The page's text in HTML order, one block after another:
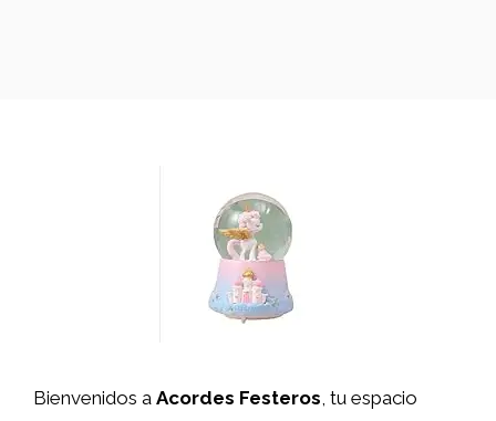
Bienvenidos a Acordes Festeros, tu espacio